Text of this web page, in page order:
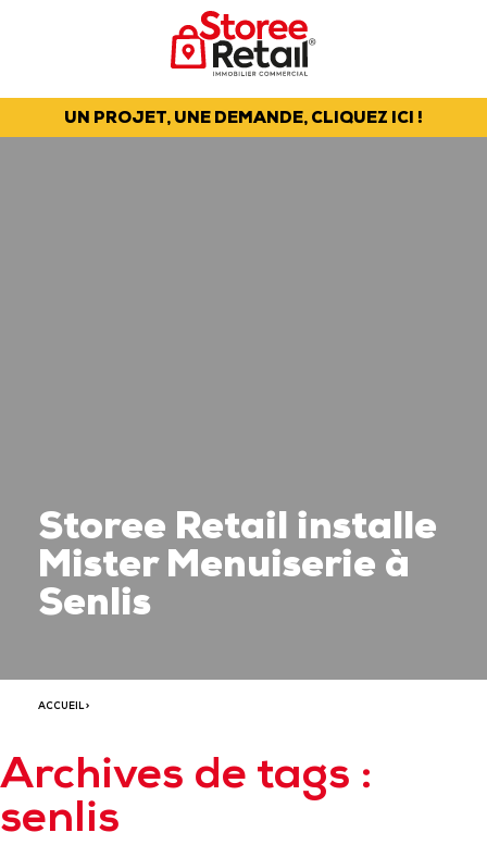
UN PROJET, UNE DEMANDE, CLIQUEZ ICI !
Storee Retail installe
Mister Menuiserie à
Senlis
ACCUEIL>
Archives de tags :
senlis